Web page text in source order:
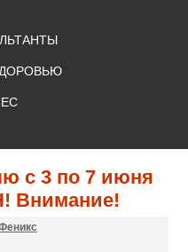
c 3 по 7 июня
Внимание!